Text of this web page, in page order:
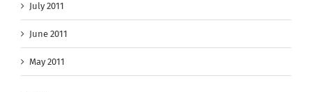
July 2011
June 2011
May 2011